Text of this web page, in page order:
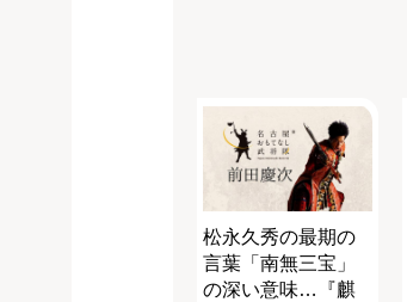
松永久秀の最期の
言葉「南無三宝」
の深い意味…『麒